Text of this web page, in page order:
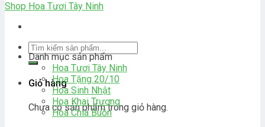
Shop Hoa Tươi Tây Ninh
Tìm
kiếm:
Giỏ hàng
Chưa có sản phẩm trong giỏ hàng.
Danh mục sản phẩm
Hoa Tươi Tây Ninh
Hoa Tặng 20/10
Hoa Sinh Nhật
Hoa Khai Trương
Hoa Chia Buồn